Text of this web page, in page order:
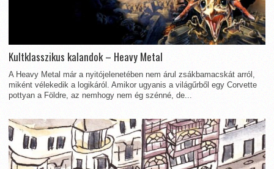
Kultklasszikus kalandok – Heavy Metal
A Heavy Metal már a nyitójelenetében nem árul zsákbamacskát arról,
miként vélekedik a logikáról. Amikor ugyanis a világűrből egy Corvette
pottyan a Földre, az nemhogy nem ég szénné, de...